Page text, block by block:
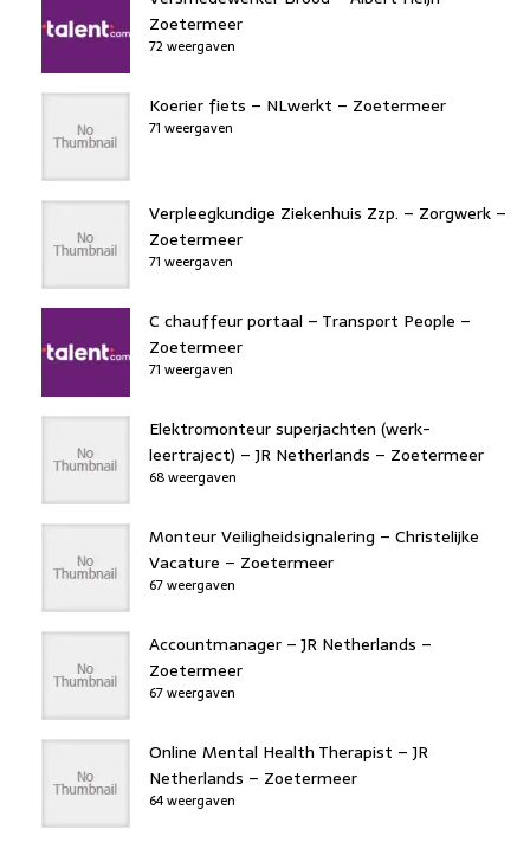
Zoetermeer
72 weergaven
Koerier fiets – NLwerkt – Zoetermeer
71 weergaven
Verpleegkundige Ziekenhuis Zzp. – Zorgwerk –
Zoetermeer
71 weergaven
C chauffeur portaal – Transport People –
Zoetermeer
71 weergaven
Elektromonteur superjachten (werk-
leertraject) – JR Netherlands – Zoetermeer
68 weergaven
Monteur Veiligheidsignalering – Christelijke
Vacature – Zoetermeer
67 weergaven
Accountmanager – JR Netherlands –
Zoetermeer
67 weergaven
Online Mental Health Therapist – JR
Netherlands – Zoetermeer
64 weergaven